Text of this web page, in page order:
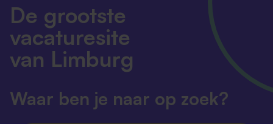
De grootste
vacaturesite
van Limburg
Waar ben je naar op zoek?